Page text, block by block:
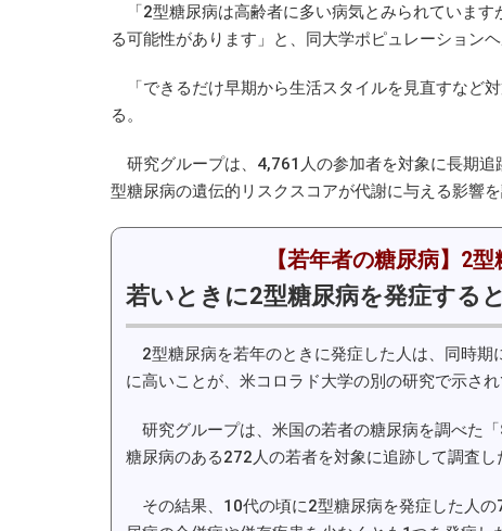
「2型糖尿病は高齢者に多い病気とみられていま
る可能性があります」と、同大学ポピュレーション
「できるだけ早期から生活スタイルを見直すなど
る。
研究グループは、4,761人の参加者を対象に長期
型糖尿病の遺伝的リスクスコアが代謝に与える影響を
【若年者の糖尿病】2
若いときに2型糖尿病を発症する
2型糖尿病を若年のときに発症した人は、同時期
に高いことが、米コロラド大学の別の研究で示され
研究グループは、米国の若者の糖尿病を調べた
糖尿病のある272人の若者を対象に追跡して調査し
その結果、10代の頃に2型糖尿病を発症した人